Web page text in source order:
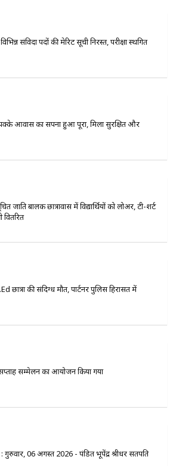
संविदा पदों की मेरिट सूची निरस्त, परीक्षा स्थगित
आवास का सपना हुआ पूरा, मिला सुरक्षित और
जाति बालक छात्रावास में विद्यार्थियों को लोअर, टी-शर्ट
वितरित
छात्रा की संदिग्ध मौत, पार्टनर पुलिस हिरासत में
सप्ताह सम्मेलन का आयोजन किया गया
गुरुवार, 06 अगस्त 2026 - पंडित भूपेंद्र श्रीधर सतपति